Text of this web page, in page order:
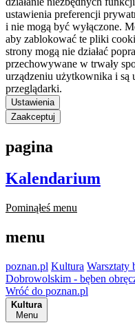
ustawienia preferencji
i nie mogą być wyłączone.
aby zablokować te pliki
strony mogą nie działać
przechowywane w trwały
urządzeniu użytkownika i są
przeglądarki.
Ustawienia
Zaakceptuj
pagina
Kalendarium
Pominąłeś menu
menu
poznan.pl Kultura Warsztaty
Dobrowolskim - bęben
Wróć do poznan.pl
Kultura
Menu